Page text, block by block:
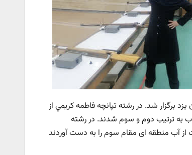
برگزار شد. در رشته تپانچه فاطمه کريمي از
به ترتیب دوم و سوم شدند. در رشته
از آب منطقه ای مقام سوم را به دست آوردند